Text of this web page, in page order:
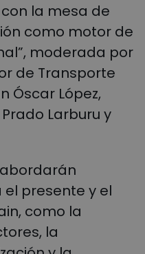
la mesa de
como motor de
moderada por
de Transporte
Óscar López,
Larburu y
presente y el
como la
la